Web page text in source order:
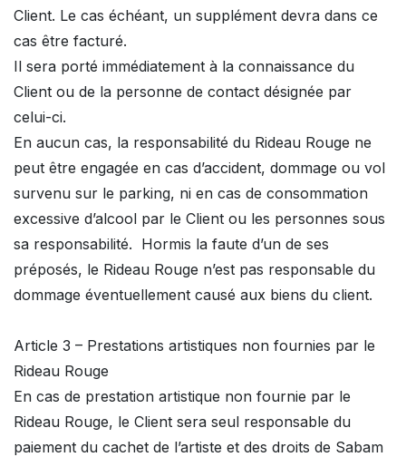
Client. Le cas échéant, un supplément devra dans ce
cas être facturé.
Il sera porté immédiatement à la connaissance du
Client ou de la personne de contact désignée par
celui-ci.
En aucun cas, la responsabilité du Rideau Rouge ne
peut être engagée en cas d’accident, dommage ou vol
survenu sur le parking, ni en cas de consommation
excessive d’alcool par le Client ou les personnes sous
sa responsabilité. Hormis la faute d’un de ses
préposés, le Rideau Rouge n’est pas responsable du
dommage éventuellement causé aux biens du client.
Article 3 – Prestations artistiques non fournies par le
Rideau Rouge
En cas de prestation artistique non fournie par le
Rideau Rouge, le Client sera seul responsable du
paiement du cachet de l’artiste et des droits de Sabam